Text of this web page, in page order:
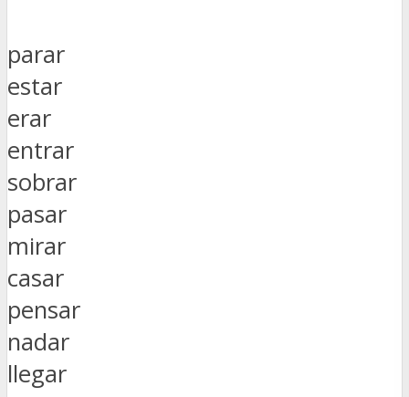
parar
estar
erar
entrar
sobrar
pasar
mirar
casar
pensar
nadar
llegar